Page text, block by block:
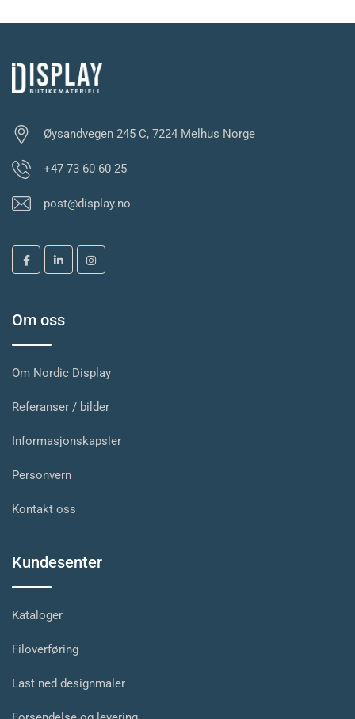
Øysandvegen 245 C, 7224 Melhus Norge
+47 73 60 60 25
post@display.no
Om oss
Om Nordic Display
Referanser / bilder
Informasjonskapsler
Personvern
Kontakt oss
Kundesenter
Kataloger
Filoverføring
Last ned designmaler